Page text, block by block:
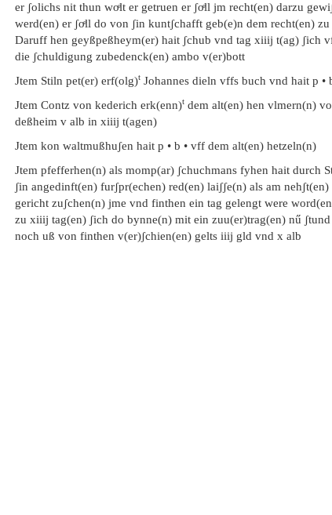
er ʃolichs nit thun woͤlt er getruen er ʃoͤll jm recht(en) darzu
werd(en) er ʃoͤll do von ʃin kuntʃchafft geb(e)n dem recht(en) zu
Daruff hen geyßpeßheym(er) hait ʃchub vnd tag xiiij t(ag) ʃich
die ʃchuldigung zubedenck(en) ambo v(er)bott
Jtem Stiln pet(er) erf(olg)t Johannes dieln vffs buch vnd hait p •
Jtem Contz von kederich erk(enn)t dem alt(en) hen vlmern(n)
deßheim v alb in xiiij t(agen)
Jtem kon waltmußhuʃen hait p • b • vff dem alt(en) hetzeln(n)
Jtem pfefferhen(n) als momp(ar) ʃchuchmans fyhen hait durch
ʃin angedinft(en) furʃpr(echen) red(en) laiʃʃe(n) als am
gericht zuʃchen(n) jme vnd finthen ein tag gelengt were
zu xiiij tag(en) ʃich do bynne(n) mit ein zuu(er)trag(en) nű
noch uß von finthen v(er)ʃchien(en) gelts iiij gld vnd x alb